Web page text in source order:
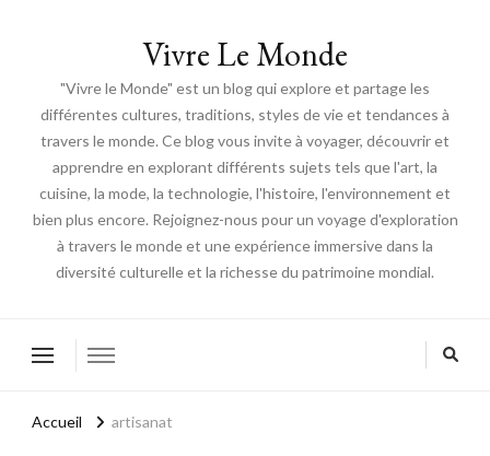
Vivre Le Monde
"Vivre le Monde" est un blog qui explore et partage les
différentes cultures, traditions, styles de vie et tendances à
travers le monde. Ce blog vous invite à voyager, découvrir et
apprendre en explorant différents sujets tels que l'art, la
cuisine, la mode, la technologie, l'histoire, l'environnement et
bien plus encore. Rejoignez-nous pour un voyage d'exploration
à travers le monde et une expérience immersive dans la
diversité culturelle et la richesse du patrimoine mondial.
Accueil artisanat